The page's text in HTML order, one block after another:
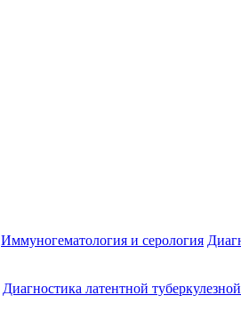
Иммуногематология и серология
Диагностика латентной